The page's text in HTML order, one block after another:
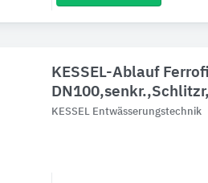
KESSEL-Ablauf
KESSEL Entwässerungstechnik